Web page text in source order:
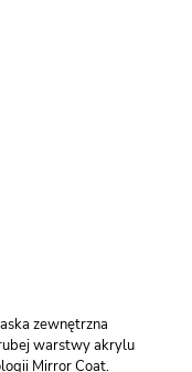
zewnętrzna
warstwy akrylu
Mirror Coat.